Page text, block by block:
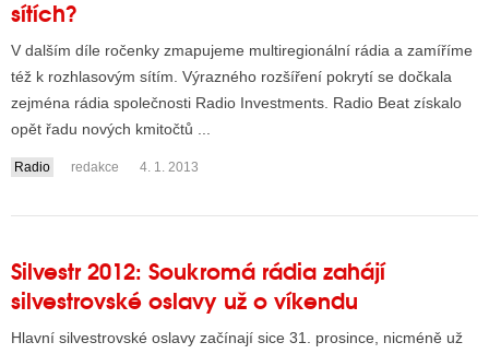
sítích?
V dalším díle ročenky zmapujeme multiregionální rádia a zamíříme
též k rozhlasovým sítím. Výrazného rozšíření pokrytí se dočkala
zejména rádia společnosti Radio Investments. Radio Beat získalo
opět řadu nových kmitočtů ...
Radio redakce 4. 1. 2013
Silvestr 2012: Soukromá rádia zahájí
silvestrovské oslavy už o víkendu
Hlavní silvestrovské oslavy začínají sice 31. prosince, nicméně už